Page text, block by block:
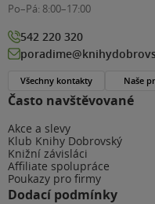
Často navštěvované
Akce a slevy
Klub Knihy Dobrovský
Knižní závisláci
Affiliate spolupráce
Poukazy pro firmy
Dodací podmínky
Po–Pá: 8:00–17:00
542 220 320
Všechny kontakty Naše